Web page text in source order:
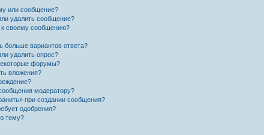
или сообщение?
удалить сообщение?
к своему сообщению?
больше вариантов ответа?
удалить опрос?
форумы?
вложения?
модератору?
при создании сообщения?
одобрения?
тему?